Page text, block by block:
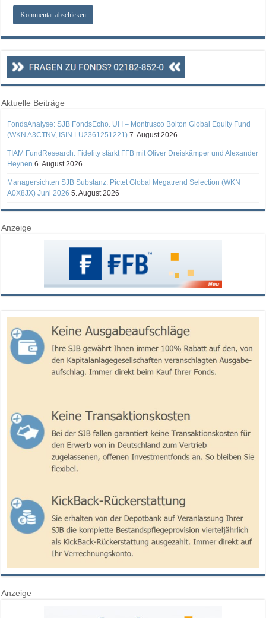
Aktuelle Beiträge
FondsAnalyse: SJB FondsEcho. UI I – Montrusco Bolton Global Equity Fund
(WKN A3CTNV, ISIN LU2361251221) 7. August 2026
TIAM FundResearch: Fidelity stärkt FFB mit Oliver Dreiskämper und Alexander
Heynen 6. August 2026
Managersichten SJB Substanz: Pictet Global Megatrend Selection (WKN
A0X8JX) Juni 2026 5. August 2026
Anzeige
Anzeige